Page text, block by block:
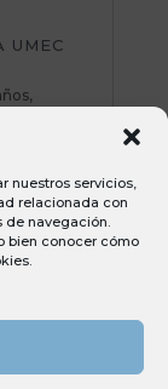
nuestros servicios,
relacionada con
de navegación.
bien conocer cómo
.
UMEC
e ideas